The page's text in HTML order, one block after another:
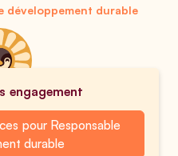
développement durable
engagement
pour Responsable
durable